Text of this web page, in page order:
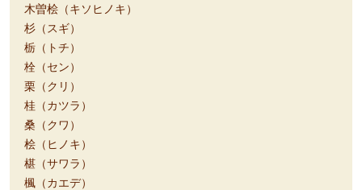
木曽桧（キソヒノキ）
杉（スギ）
栃（トチ）
栓（セン）
栗（クリ）
桂（カツラ）
桑（クワ）
桧（ヒノキ）
椹（サワラ）
楓（カエデ）